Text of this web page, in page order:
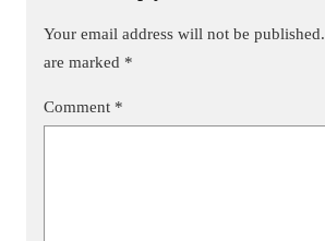
Your email address will not be published.
are marked *
Comment *